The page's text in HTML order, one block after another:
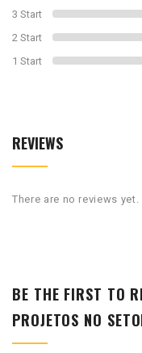
3 Start
2 Start
1 Start
REVIEWS
There are no reviews yet.
BE THE FIRST TO
PROJETOS NO